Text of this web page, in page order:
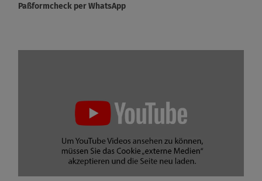
Paßformcheck per WhatsApp